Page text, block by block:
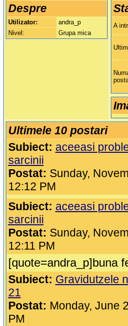
Despre
Utilizator:
andra_p
Nivel:
Grupa mica
A
Ultimele 10 postari
Subiect: aceeasi
sarcinii
Postat: Sunday,
12:12 PM
Subiect: aceeasi
sarcinii
Postat: Sunday,
12:11 PM
[quote=andra_p]buna
Subiect: Gravidutzele
21
Postat: Monday, June
PM